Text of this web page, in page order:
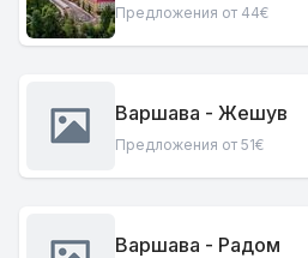
Предложения от 44€
Варшава - Жешув
Предложения от 51€
Варшава - Радом